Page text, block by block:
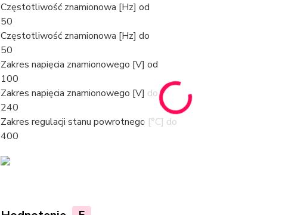
Częstotliwość znamionowa [Hz] od
50
Częstotliwość znamionowa [Hz] do
50
Zakres napięcia znamionowego [V] od
100
Zakres napięcia znamionowego [V] do
240
Zakres regulacji stanu powrotnego [°C] do
400